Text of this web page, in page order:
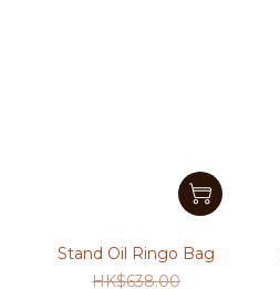
Stand Oil Ringo Bag
HK$638.00